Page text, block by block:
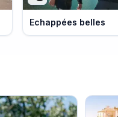
Echappées belles